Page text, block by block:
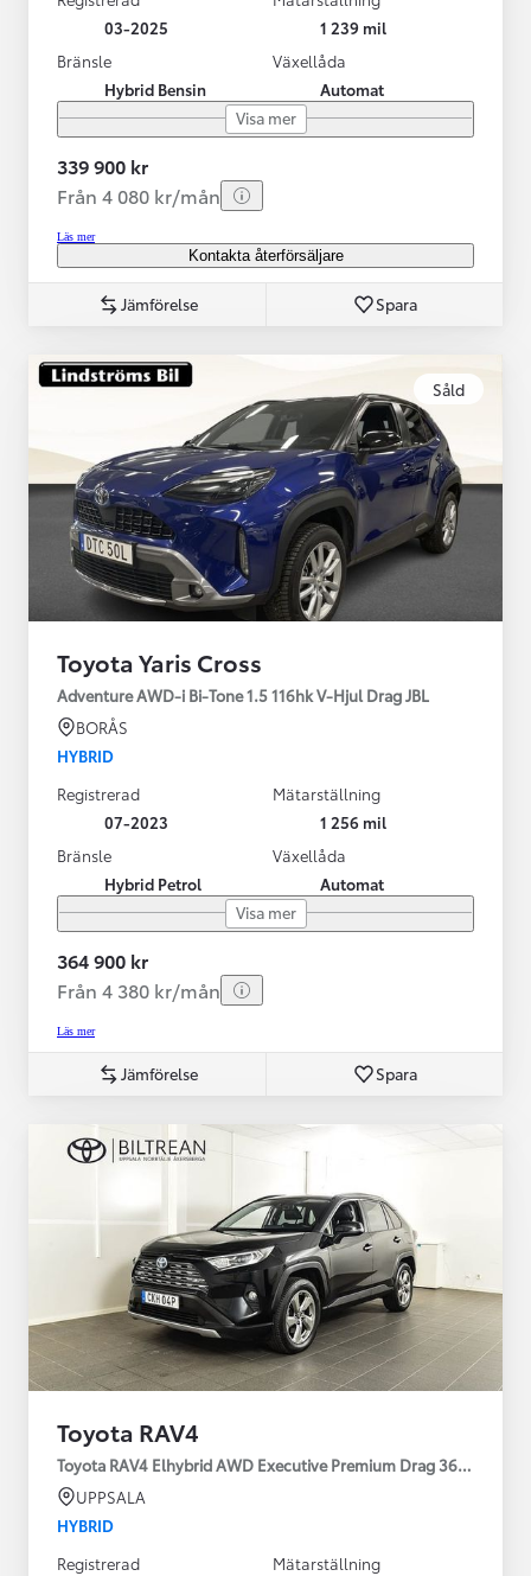
03-2025
1 239 mil
Bränsle
Hybrid Bensin
Växellåda
Automat
Visa mer
339 900 kr
Från 4 080 kr/mån
Läs mer
Kontakta återförsäljare
Jämförelse Spara
Såld
Toyota Yaris Cross
Adventure AWD-i Bi-Tone 1.5 116hk V-Hjul Drag JBL
BORÅS
HYBRID
Registrerad
07-2023
Mätarställning
1 256 mil
Bränsle
Hybrid Petrol
Växellåda
Automat
Visa mer
364 900 kr
Från 4 380 kr/mån
Läs mer
Jämförelse Spara
Toyota RAV4
Toyota RAV4 Elhybrid AWD Executive Premium Drag 360-kamera
UPPSALA
HYBRID
Registrerad
Mätarställning